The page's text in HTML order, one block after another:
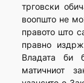
трговски
воопшто не
правото што
правно
Владата би
матичниот